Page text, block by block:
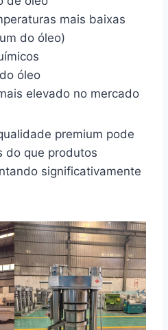
mais baixas
do óleo)
óleo
elevado no mercado
premium pode
do que produtos
significativamente